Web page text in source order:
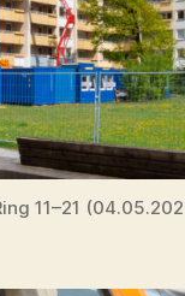
11–21